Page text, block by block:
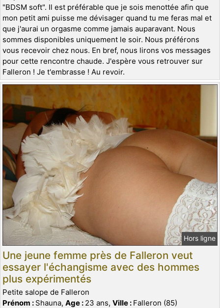
"BDSM soft". Il est préférable que je sois menottée afin que
mon petit ami puisse me dévisager quand tu me feras mal et
que j'aurai un orgasme comme jamais auparavant. Nous
sommes disponibles uniquement le soir. Nous préférons
vous recevoir chez nous. En bref, nous lirons vos messages
pour cette rencontre chaude. J'espère vous retrouver sur
Falleron ! Je t'embrasse ! Au revoir.
Hors ligne
Une jeune femme près de Falleron veut
essayer l'échangisme avec des hommes
plus expérimentés
Petite salope de Falleron
Prénom : Shauna, Age : 23 ans, Ville : Falleron (85)